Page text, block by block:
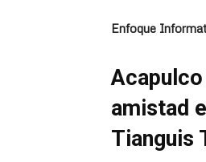
Enfoque
amistad
Tianguis